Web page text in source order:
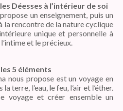
Déesses à l’intérieur de soi
un enseignement, puis un
la rencontre de la nature cyclique
unique et personnelle à
et le précieux.
5 éléments
nous propose est un voyage en
terre, l’eau, le feu, l’air et l’éther.
voyage et créer ensemble un